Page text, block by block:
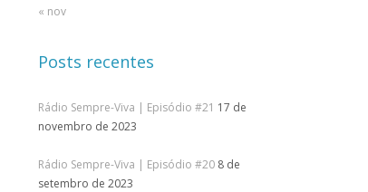
« nov
Posts recentes
Rádio Sempre-Viva | Episódio #21 17 de
novembro de 2023
Rádio Sempre-Viva | Episódio #20 8 de
setembro de 2023